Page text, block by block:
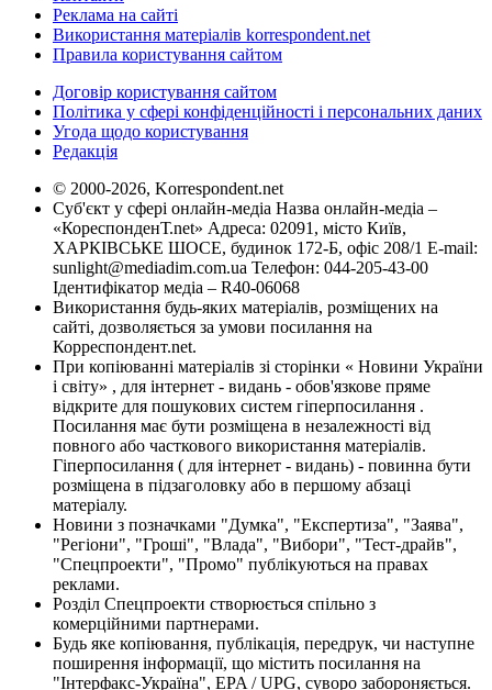
Реклама на сайті
Використання матеріалів korrespondent.net
Правила користування сайтом
Договір користування сайтом
Політика у сфері конфіденційності і персональних даних
Угода щодо користування
Редакція
© 2000-2026, Korrespondent.net
Суб'єкт у сфері онлайн-медіа Назва онлайн-медіа –
«КореспонденТ.net» Адреса: 02091, місто Київ,
ХАРКІВСЬКЕ ШОСЕ, будинок 172-Б, офіс 208/1 E-mail:
sunlight@mediadim.com.ua Телефон: 044-205-43-00
Ідентифікатор медіа – R40-06068
Використання будь-яких матеріалів, розміщених на
сайті, дозволяється за умови посилання на
Корреспондент.net.
При копіюванні матеріалів зі сторінки « Новини України
і світу» , для інтернет - видань - обов'язкове пряме
відкрите для пошукових систем гіперпосилання .
Посилання має бути розміщена в незалежності від
повного або часткового використання матеріалів.
Гіперпосилання ( для інтернет - видань) - повинна бути
розміщена в підзаголовку або в першому абзаці
матеріалу.
Новини з позначками "Думка", "Експертиза", "Заява",
"Регіони", "Гроші", "Влада", "Вибори", "Тест-драйв",
"Спецпроекти", "Промо" публікуються на правах
реклами.
Розділ Спецпроекти створюється спільно з
комерційними партнерами.
Будь яке копіювання, публікація, передрук, чи наступне
поширення інформації, що містить посилання на
"Інтерфакс-Україна", EPA / UPG, суворо забороняється.